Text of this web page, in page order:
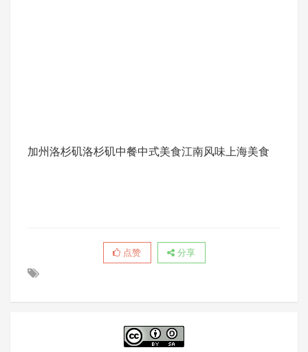
加州洛杉矶洛杉矶中餐中式美食江南风味 上海美食
点赞 分享